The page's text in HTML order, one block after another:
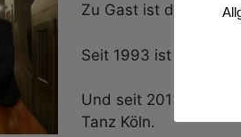
Zu Gast ist diesmal
Seit 1993 ist er
Und seit 2013
Tanz Köln.